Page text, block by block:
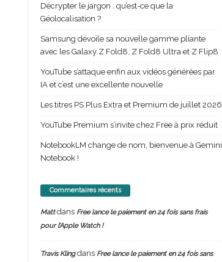
Décrypter le jargon : qu’est-ce que la
Géolocalisation ?
Samsung dévoile sa nouvelle gamme pliante
avec les Galaxy Z Fold8, Z Fold8 Ultra et Z Flip8
YouTube s’attaque enfin aux vidéos générées par
IA et c’est une excellente nouvelle
Les titres PS Plus Extra et Premium de juillet 2026
YouTube Premium s’invite chez Free à prix réduit
NotebookLM change de nom, bienvenue à Gemini
Notebook !
Commentaires récents
Mattdans Free lance le paiement en 24 fois sans frais
pour l’Apple Watch !
Travis Klingdans Free lance le paiement en 24 fois sans